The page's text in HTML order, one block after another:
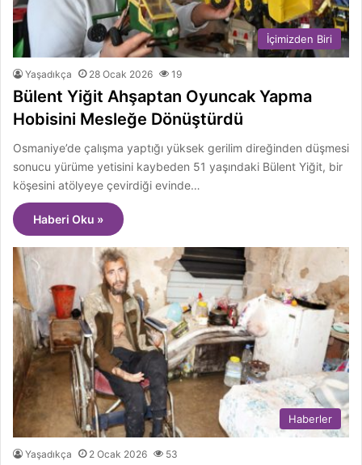
İçimizden Biri
Yaşadıkça 28 Ocak 2026 19
Bülent Yiğit Ahşaptan Oyuncak Yapma
Hobisini Mesleğe Dönüştürdü
Osmaniye’de çalışma yaptığı yüksek gerilim direğinden düşmesi
sonucu yürüme yetisini kaybeden 51 yaşındaki Bülent Yiğit, bir
köşesini atölyeye çevirdiği evinde…
Haberi Oku »
Haberler
Yaşadıkça 2 Ocak 2026 53